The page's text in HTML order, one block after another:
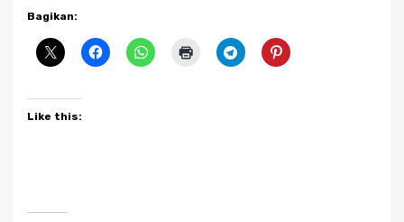
Bagikan:
Like this: